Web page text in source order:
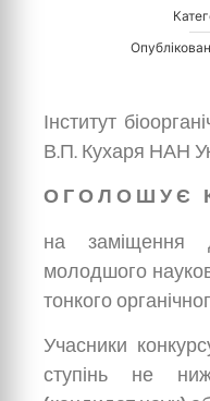
Інститут
В.П. Кухаря НАН
О Г О Л О Ш У Є
на заміщення
молодшого
тонкого
Учасники
ступінь не